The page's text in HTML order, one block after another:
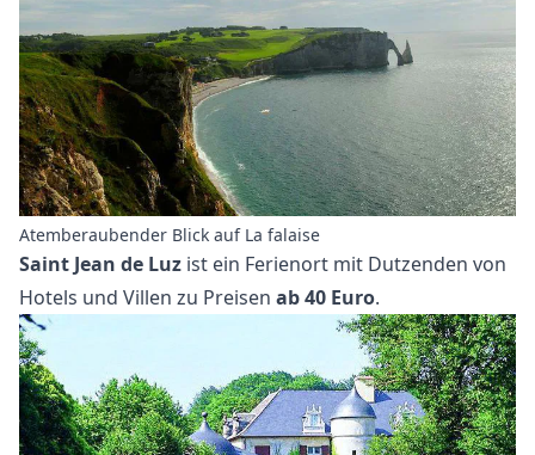
Atemberaubender Blick auf La falaise
Saint Jean de Luz ist ein Ferienort mit Dutzenden von
Hotels und Villen zu Preisen ab 40 Euro.